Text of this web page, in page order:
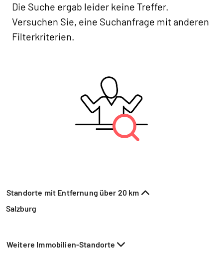
Die Suche ergab leider keine Treffer.
Versuchen Sie, eine Suchanfrage mit anderen
Filterkriterien.
Standorte mit Entfernung über 20 km
Salzburg
Weitere Immobilien-Standorte